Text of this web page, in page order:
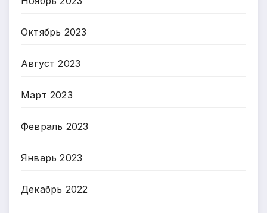
Октябрь 2023
Август 2023
Март 2023
Февраль 2023
Январь 2023
Декабрь 2022